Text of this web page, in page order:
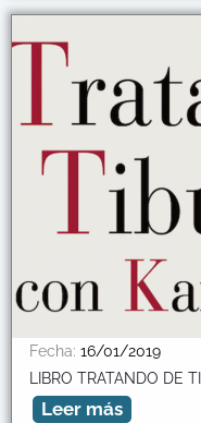
Fecha: 16/01/2019
LIBRO TRATANDO DE
Leer más